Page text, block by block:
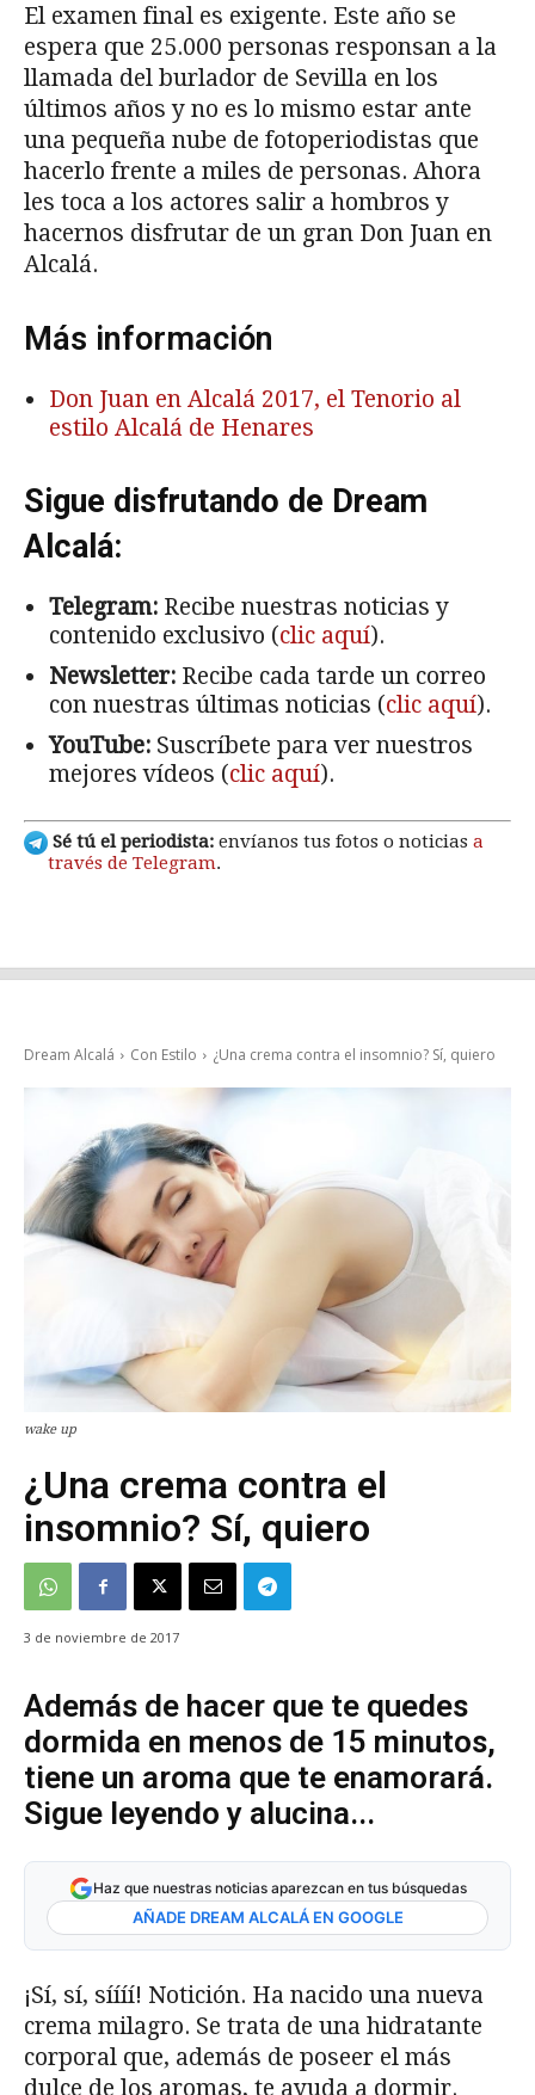
El examen final es exigente. Este año se
espera que 25.000 personas responsan a la
llamada del burlador de Sevilla en los
últimos años y no es lo mismo estar ante
una pequeña nube de fotoperiodistas que
hacerlo frente a miles de personas. Ahora
les toca a los actores salir a hombros y
hacernos disfrutar de un gran Don Juan en
Alcalá.
Más información
Don Juan en Alcalá 2017, el Tenorio al
estilo Alcalá de Henares
Sigue disfrutando de Dream
Alcalá:
Telegram: Recibe nuestras noticias y
contenido exclusivo (clic aquí).
Newsletter: Recibe cada tarde un correo
con nuestras últimas noticias (clic aquí).
YouTube: Suscríbete para ver nuestros
mejores vídeos (clic aquí).
Sé tú el periodista: envíanos tus fotos o noticias a
través de Telegram.